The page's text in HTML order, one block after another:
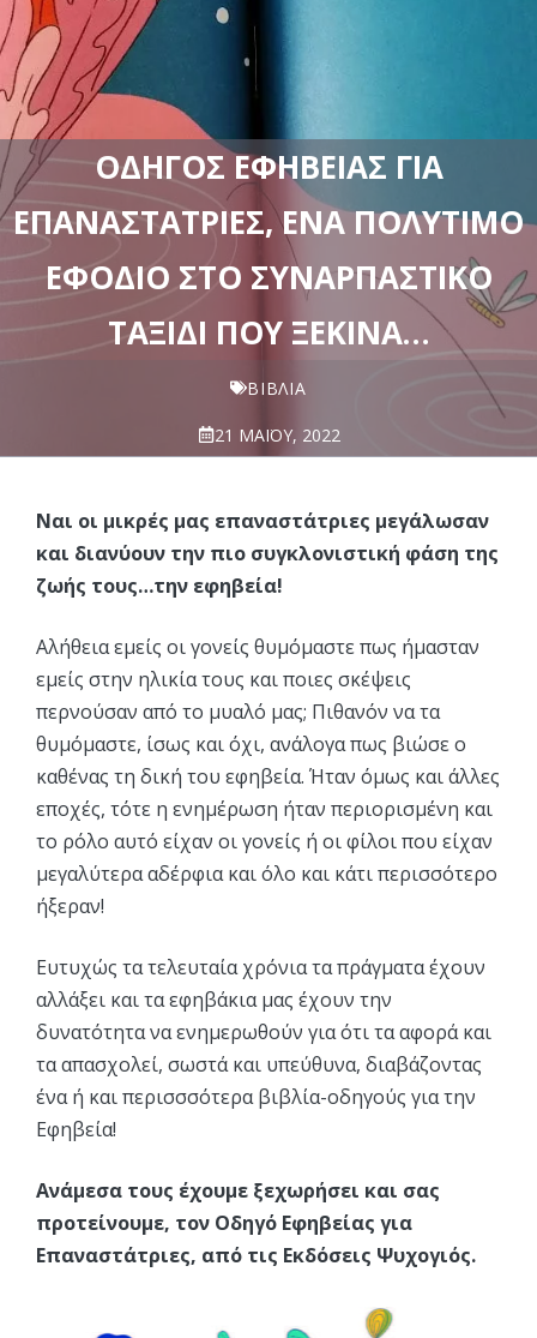
ΟΔΗΓΌΣ ΕΦΗΒΕΊΑΣ ΓΙΑ
ΕΠΑΝΑΣΤΆΤΡΙΕΣ, ΈΝΑ ΠΟΛΎΤΙΜΟ
ΕΦΌΔΙΟ ΣΤΟ ΣΥΝΑΡΠΑΣΤΙΚΌ
ΤΑΞΊΔΙ ΠΟΥ ΞΕΚΙΝΆ…
ΒΙΒΛΊΑ
21 ΜΑΪ́ΟΥ, 2022
Ναι οι μικρές μας επαναστάτριες μεγάλωσαν
και διανύουν την πιο συγκλονιστική φάση της
ζωής τους…την εφηβεία!
Αλήθεια εμείς οι γονείς θυμόμαστε πως ήμασταν
εμείς στην ηλικία τους και ποιες σκέψεις
περνούσαν από το μυαλό μας; Πιθανόν να τα
θυμόμαστε, ίσως και όχι, ανάλογα πως βιώσε ο
καθένας τη δική του εφηβεία. Ήταν όμως και άλλες
εποχές, τότε η ενημέρωση ήταν περιορισμένη και
το ρόλο αυτό είχαν οι γονείς ή οι φίλοι που είχαν
μεγαλύτερα αδέρφια και όλο και κάτι περισσότερο
ήξεραν!
Ευτυχώς τα τελευταία χρόνια τα πράγματα έχουν
αλλάξει και τα εφηβάκια μας έχουν την
δυνατότητα να ενημερωθούν για ότι τα αφορά και
τα απασχολεί, σωστά και υπεύθυνα, διαβάζοντας
ένα ή και περισσσότερα βιβλία-οδηγούς για την
Εφηβεία!
Ανάμεσα τους έχουμε ξεχωρήσει και σας
προτείνουμε, τον Οδηγό Εφηβείας για
Επαναστάτριες, από τις Εκδόσεις Ψυχογιός.